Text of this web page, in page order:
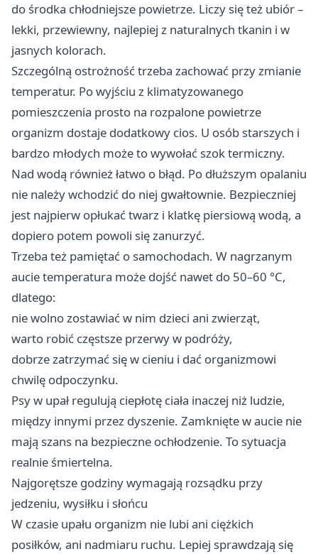
do środka chłodniejsze powietrze. Liczy się też ubiór –
lekki, przewiewny, najlepiej z naturalnych tkanin i w
jasnych kolorach.
Szczególną ostrożność trzeba zachować przy zmianie
temperatur. Po wyjściu z klimatyzowanego
pomieszczenia prosto na rozpalone powietrze
organizm dostaje dodatkowy cios. U osób starszych i
bardzo młodych może to wywołać szok termiczny.
Nad wodą również łatwo o błąd. Po dłuższym opalaniu
nie należy wchodzić do niej gwałtownie. Bezpieczniej
jest najpierw opłukać twarz i klatkę piersiową wodą, a
dopiero potem powoli się zanurzyć.
Trzeba też pamiętać o samochodach. W nagrzanym
aucie temperatura może dojść nawet do 50–60 °C,
dlatego:
nie wolno zostawiać w nim dzieci ani zwierząt,
warto robić częstsze przerwy w podróży,
dobrze zatrzymać się w cieniu i dać organizmowi
chwilę odpoczynku.
Psy w upał regulują ciepłotę ciała inaczej niż ludzie,
między innymi przez dyszenie. Zamknięte w aucie nie
mają szans na bezpieczne ochłodzenie. To sytuacja
realnie śmiertelna.
Najgorętsze godziny wymagają rozsądku przy
jedzeniu, wysiłku i słońcu
W czasie upału organizm nie lubi ani ciężkich
posiłków, ani nadmiaru ruchu. Lepiej sprawdzają się